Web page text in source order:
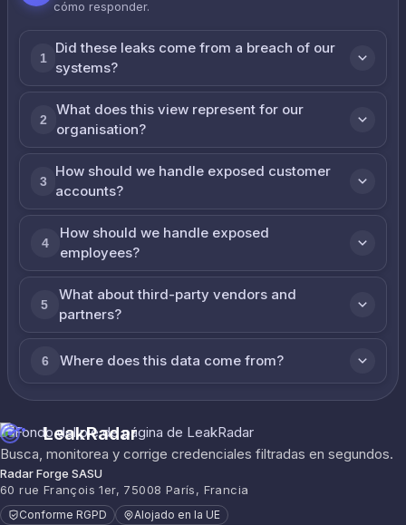
cómo responder.
1
Did these leaks come from a breach of our
systems?
2
What does this view represent for our
organisation?
3
How should we handle exposed customer
accounts?
4
How should we handle exposed
employees?
5
What about third-party vendors and
partners?
6 Where does this data come from?
LeakRadar
Busca, monitorea y corrige credenciales filtradas en segundos.
Radar Forge SASU
60 rue François 1er, 75008 París, Francia
Conforme RGPD Alojado en la UE